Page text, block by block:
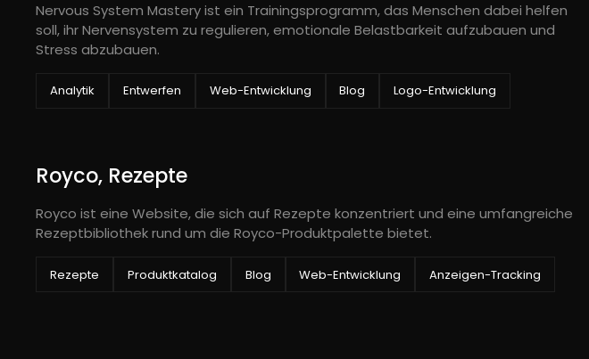
Nervous System Mastery ist ein Trainingsprogramm, das Menschen dabei helfen
soll, ihr Nervensystem zu regulieren, emotionale Belastbarkeit aufzubauen und
Stress abzubauen.
Analytik Entwerfen Web-Entwicklung Blog Logo-Entwicklung
Royco, Rezepte
Royco ist eine Website, die sich auf Rezepte konzentriert und eine umfangreiche
Rezeptbibliothek rund um die Royco-Produktpalette bietet.
Rezepte Produktkatalog Blog Web-Entwicklung Anzeigen-Tracking